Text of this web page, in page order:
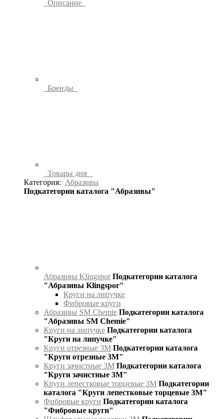
Описание
Бренды
Товары дня
Категория: Абразивы
Подкатегории каталога "Абразивы"
Абразивы Klingspor Подкатегории каталога
"Абразивы Klingspor"
Круги на липучке
Фибровые круги
Абразивы SM Chemie Подкатегории каталога
"Абразивы SM Chemie"
Круги на липучке Подкатегории каталога
"Круги на липучке"
Круги отрезные 3М Подкатегории каталога
"Круги отрезные 3М"
Круги зачистные 3М Подкатегории каталога
"Круги зачистные 3М"
Круги лепестковые торцевые 3М Подкатегории
каталога "Круги лепестковые торцевые 3М"
Фибровые круги Подкатегории каталога
"Фибровые круги"